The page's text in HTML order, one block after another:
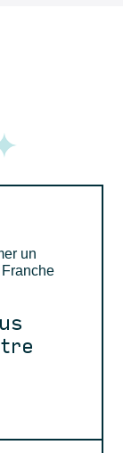
un